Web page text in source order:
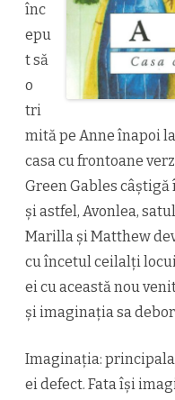
înc
epu
t să
o
tri
mită pe Anne înapoi
casa cu frontoane
Green Gables
și astfel, Avonlea,
Marilla și Matthew
cu încetul ceilalți
ei cu această nou
și imaginația sa
Imaginația:
ei defect. Fata își